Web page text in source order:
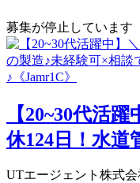
募集が停止しています
【20~30代活
休124日！水道
UTエージェント株式会